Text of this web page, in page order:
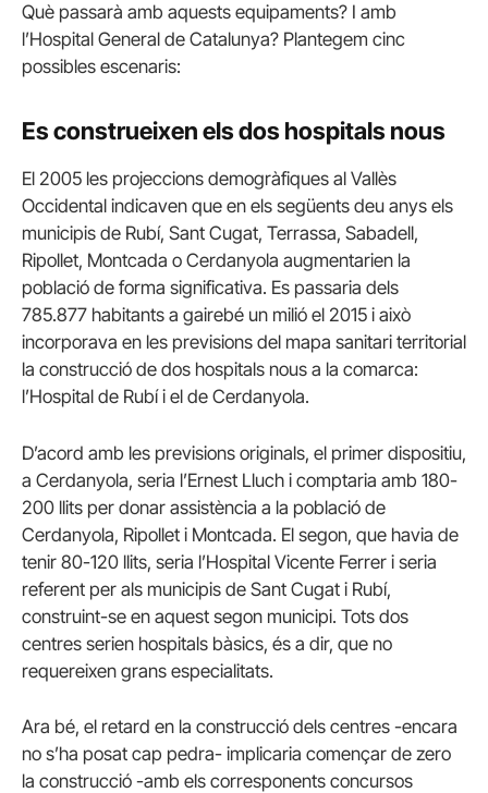
Què passarà amb aquests equipaments? I amb
l’Hospital General de Catalunya? Plantegem cinc
possibles escenaris:
Es construeixen els dos hospitals nous
El 2005 les projeccions demogràfiques al Vallès
Occidental indicaven que en els següents deu anys els
municipis de Rubí, Sant Cugat, Terrassa, Sabadell,
Ripollet, Montcada o Cerdanyola augmentarien la
població de forma significativa. Es passaria dels
785.877 habitants a gairebé un milió el 2015 i això
incorporava en les previsions del mapa sanitari territorial
la construcció de dos hospitals nous a la comarca:
l’Hospital de Rubí i el de Cerdanyola.
D’acord amb les previsions originals, el primer dispositiu,
a Cerdanyola, seria l’Ernest Lluch i comptaria amb 180-
200 llits per donar assistència a la població de
Cerdanyola, Ripollet i Montcada. El segon, que havia de
tenir 80-120 llits, seria l’Hospital Vicente Ferrer i seria
referent per als municipis de Sant Cugat i Rubí,
construint-se en aquest segon municipi. Tots dos
centres serien hospitals bàsics, és a dir, que no
requereixen grans especialitats.
Ara bé, el retard en la construcció dels centres -encara
no s’ha posat cap pedra- implicaria començar de zero
la construcció -amb els corresponents concursos